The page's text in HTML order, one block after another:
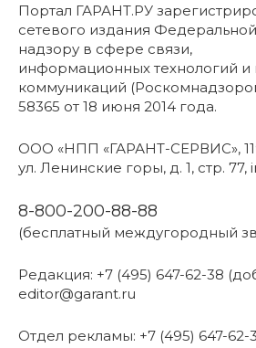
Портал ГАРАНТ.РУ
сетевого издания
надзору в сфере связи,
информационных технологий и
коммуникаций
58365 от 18 июня 2014 года.
ООО «НПП «ГАРАНТ-СЕРВИС»,
ул. Ленинские горы, д. 1, стр. 77,
8-800-200-88-88
(бесплатный междугородный
Редакция: +7 (495) 647-62-38
editor@garant.ru
Отдел рекламы: +7 (495) 647-62-